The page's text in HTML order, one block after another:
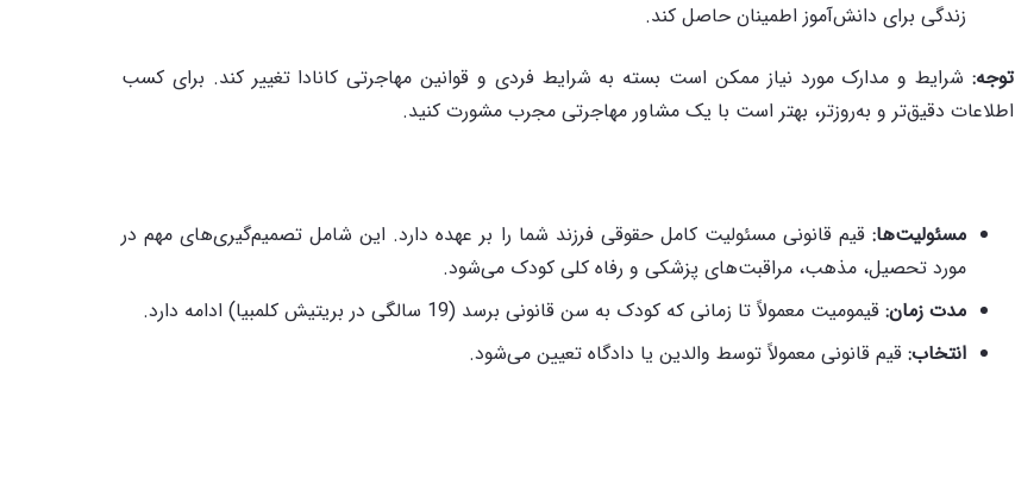
زندگی برای دانش‌آموز اطمینان حاصل کند.
توجه: شرایط و مدارک مورد نیاز ممکن است بسته به شرایط فردی و قوانین مهاجرتی کانادا تغییر کند. برای کسب
اطلاعات دقیق‌تر و به‌روزتر، بهتر است با یک مشاور مهاجرتی مجرب مشورت کنید.
مسئولیت‌ها: قیم قانونی مسئولیت کامل حقوقی فرزند شما را بر عهده دارد. این شامل تصمیم‌گیری‌های مهم در
مورد تحصیل، مذهب، مراقبت‌های پزشکی و رفاه کلی کودک می‌شود.
مدت زمان: قیمومیت معمولاً تا زمانی که کودک به سن قانونی برسد (19 سالگی در بریتیش کلمبیا) ادامه دارد.
انتخاب: قیم قانونی معمولاً توسط والدین یا دادگاه تعیین می‌شود.